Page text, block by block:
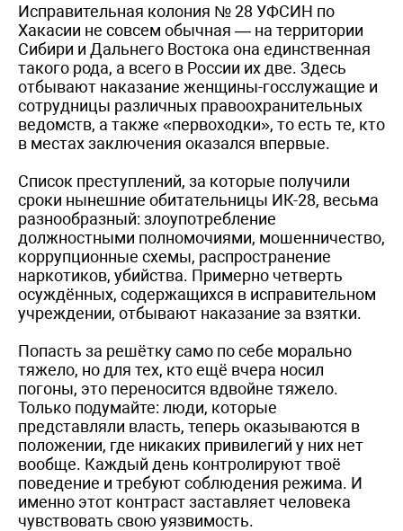
Исправительная колония № 28 УФСИН по
Хакасии не совсем обычная — на территории
Сибири и Дальнего Востока она единственная
такого рода, а всего в России их две. Здесь
отбывают наказание женщины-госслужащие и
сотрудницы различных правоохранительных
ведомств, а также «первоходки», то есть те, кто
в местах заключения оказался впервые.
Список преступлений, за которые получили
сроки нынешние обитательницы ­ИК-28, весьма
разнообразный: злоупотребление
должностными полномочиями, мошенничество,
коррупционные схемы, распространение
наркотиков, убийства. Примерно четверть
осуждённых, содержащихся в исправительном
учреждении, отбывают наказание за взятки.
Попасть за решётку само по себе морально
тяжело, но для тех, кто ещё вчера носил
погоны, это переносится вдвойне тяжело.
Только подумайте: люди, которые
представляли власть, теперь оказываются в
положении, где никаких привилегий у них нет
вообще. Каждый день контролируют твоё
поведение и требуют соблюдения режима. И
именно этот контраст заставляет человека
чувствовать свою уязвимость.